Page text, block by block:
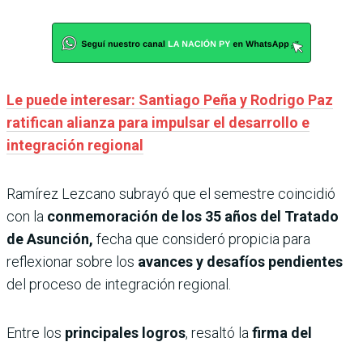
Le puede interesar: Santiago Peña y Rodrigo Paz
ratifican alianza para impulsar el desarrollo e
integración regional
Ramírez Lezcano subrayó que el semestre coincidió
con la conmemoración de los 35 años del Tratado
de Asunción, fecha que consideró propicia para
reflexionar sobre los avances y desafíos pendientes
del proceso de integración regional.
Entre los principales logros, resaltó la firma del